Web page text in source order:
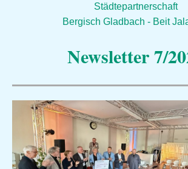
Städtepartnerschaft
Bergisch Gladbach - Beit
Newsletter 7/